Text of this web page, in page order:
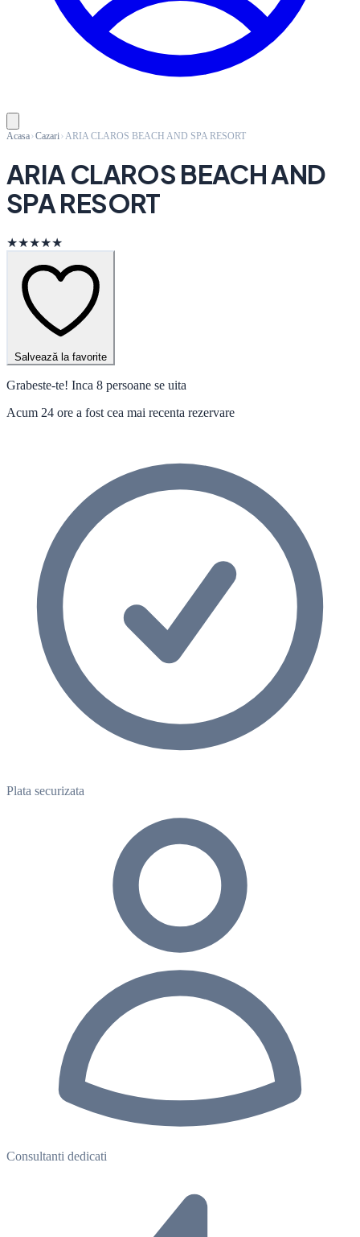
Acasa Cazari ARIA CLAROS BEACH AND SPA RESORT
ARIA CLAROS BEACH AND
SPA RESORT
★★★★★
Salvează la favorite
Grabeste-te! Inca 8 persoane se uita
Acum 24 ore a fost cea mai recenta rezervare
Plata securizata
Consultanti dedicati